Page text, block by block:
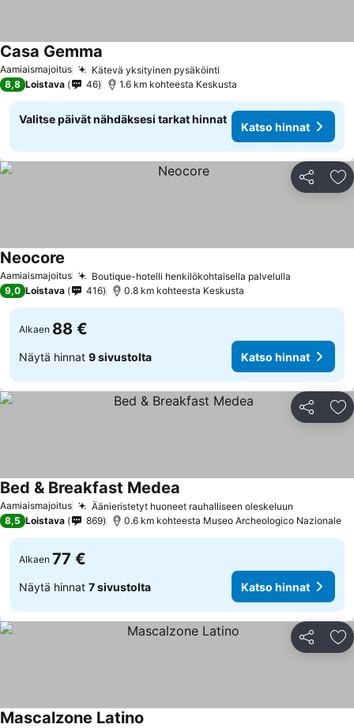
Aamiaismajoitus Kätevä yksityinen pysäköinti
Casa Gemma
8,8 Loistava 46 1.6 km kohteesta Keskusta
Valitse päivät nähdäksesi tarkat hinnat
Katso hinnat
Jaa
Aamiaismajoitus Boutique-hotelli henkilökohtaisella palvelulla
Neocore
9,0 Loistava 416 0.8 km kohteesta Keskusta
Alkaen 88 €
Näytä hinnat 9 sivustolta Katso hinnat
Jaa
Aamiaismajoitus Äänieristetyt huoneet rauhalliseen oleskeluun
Bed & Breakfast Medea
8,5 Loistava 869 0.6 km kohteesta Museo Archeologico Nazionale
Alkaen 77 €
Näytä hinnat 7 sivustolta Katso hinnat
Jaa
Mascalzone Latino